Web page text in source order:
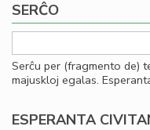
SERĈO
Serĉu per (fragmento de)
majuskloj egalas.
ESPERANTA